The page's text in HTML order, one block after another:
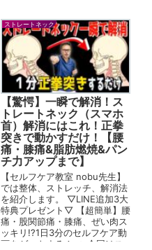
ストレートネック
【驚愕】一瞬で解消！ス
トレートネック（スマホ
首）解消にはこれ！正拳
突きで動かすだけ！【腰
痛・膝痛&脂肪燃焼&パン
チ力アップまで】
【セルフケア教室 nobu先生】
では整体、ストレッチ、解消法
を紹介します。 ▽LINE追加3大
特典プレゼント▽ 【超簡単】腰
痛・股関節痛・膝痛、ぜい肉ス
ッキリ!?1日3分のセルフケア動
画をゲットする！ → 今回はス